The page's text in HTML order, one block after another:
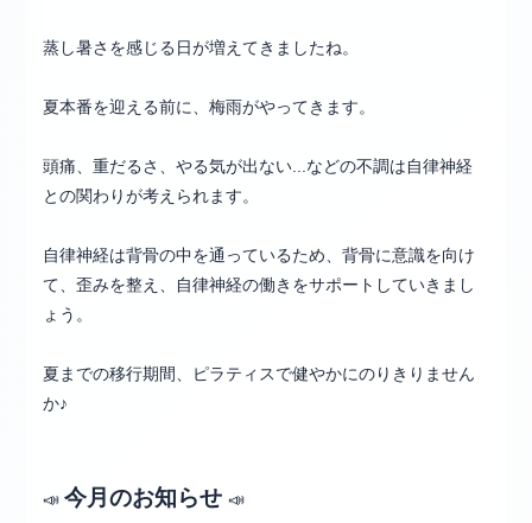
蒸し暑さを感じる日が増えてきましたね。
夏本番を迎える前に、梅雨がやってきます。
頭痛、重だるさ、やる気が出ない...などの不調は自律神経
との関わりが考えられます。
自律神経は背骨の中を通っているため、背骨に意識を向け
て、歪みを整え、自律神経の働きをサポートしていきまし
ょう。
夏までの移行期間、ピラティスで健やかにのりきりません
か♪
📣今月のお知らせ📣